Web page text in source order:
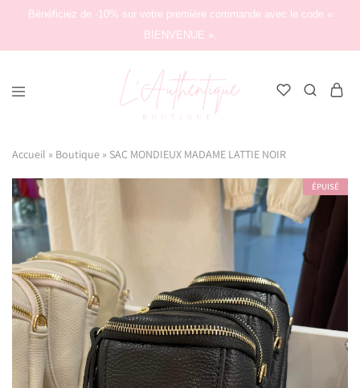
Bénéficiez de -10% sur votre première commande avec le code «
BIENVENUE ».
Accueil » Boutique » SAC MONDIEUX MADAME LATTIE NOIR
ÉPUISÉ